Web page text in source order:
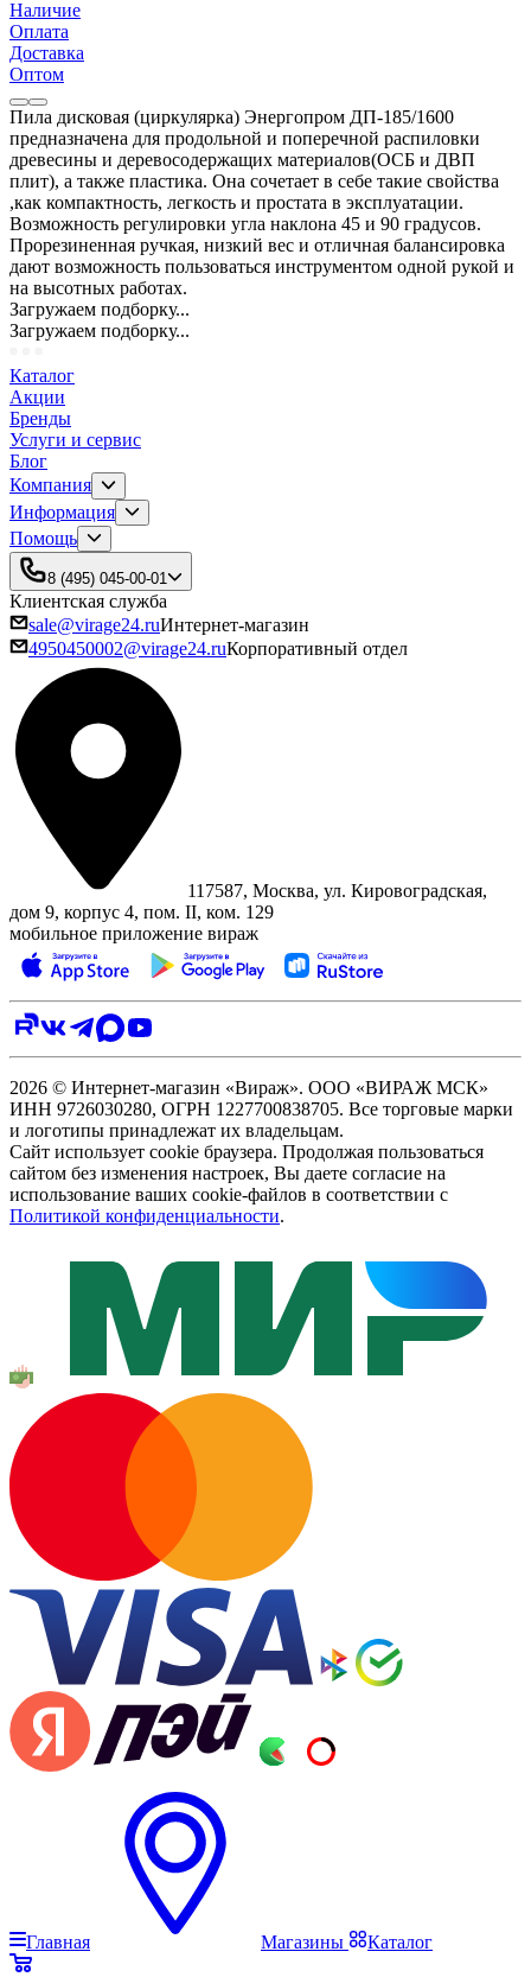
Наличие
Оплата
Доставка
Оптом
Пила дисковая (циркулярка) Энергопром ДП-185/1600
предназначена для продольной и поперечной распиловки
древесины и деревосодержащих материалов(ОСБ и ДВП
плит), а также пластика. Она сочетает в себе такие свойства
,как компактность, легкость и простата в эксплуатации.
Возможность регулировки угла наклона 45 и 90 градусов.
Прорезиненная ручкая, низкий вес и отличная балансировка
дают возможность пользоваться инструментом одной рукой и
на высотных работах.
Загружаем подборку...
Загружаем подборку...
Каталог
Акции
Бренды
Услуги и сервис
Блог
Компания
Информация
Помощь
8 (495) 045-00-01
Клиентская служба
sale@virage24.ruИнтернет-магазин
4950450002@virage24.ruКорпоративный отдел
117587, Москва, ул. Кировоградская,
дом 9, корпус 4, пом. II, ком. 129
мобильное приложение вираж
2026 © Интернет-магазин «Вираж». ООО «ВИРАЖ МСК»
ИНН 9726030280, ОГРН 1227700838705. Все торговые марки
и логотипы принадлежат их владельцам.
Сайт использует cookie браузера. Продолжая пользоваться
сайтом без изменения настроек, Вы даете согласие на
использование ваших cookie-файлов в соответствии с
Политикой конфиденциальности.
Главная Магазины Каталог